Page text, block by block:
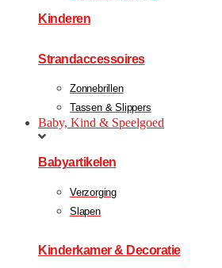
Kinderen
Strandaccessoires
Zonnebrillen
Tassen & Slippers
Baby, Kind & Speelgoed
Babyartikelen
Verzorging
Slapen
Kinderkamer & Decoratie